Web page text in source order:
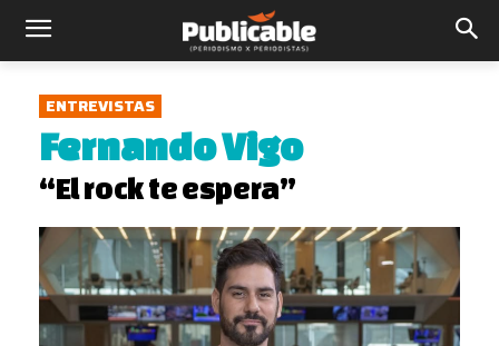
ENTREVISTAS
Fernando Vigo
“El rock te espera”